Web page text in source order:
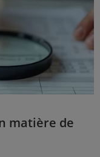
matière de